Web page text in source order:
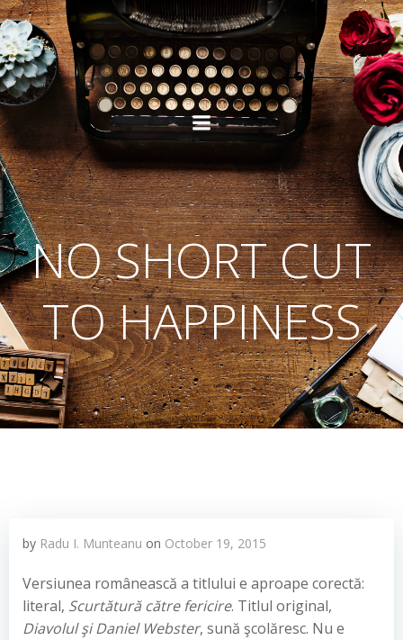
to
content
NO SHORT CUT
TO HAPPINESS
by Radu I. Munteanu on October 19, 2015
Versiunea românească a titlului e aproape corectă:
literal, Scurtătură către fericire. Titlul original,
Diavolul şi Daniel Webster, sună şcolăresc. Nu e